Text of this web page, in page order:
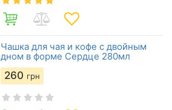
Чашка для чая и кофе с двойным
дном в форме Сердце 280мл
260 грн